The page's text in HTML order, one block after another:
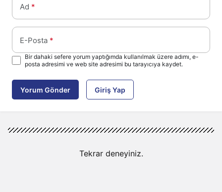
Ad *
E-Posta *
Bir dahaki sefere yorum yaptığımda kullanılmak üzere adımı, e-
posta adresimi ve web site adresimi bu tarayıcıya kaydet.
Yorum Gönder Giriş Yap
Tekrar deneyiniz.